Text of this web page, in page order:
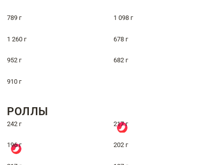
789 г 1 098 г
1 260 г 678 г
952 г 682 г
910 г
РОЛЛЫ
242 г 217 г
196 г 202 г